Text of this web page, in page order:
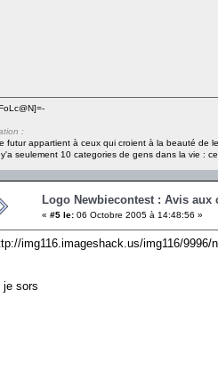
:
futur appartient à ceux qui croient à la beauté de
seulement 10 categories de gens dans la vie :
Logo Newbiecontest : Avis aux
« #5 le: 06 Octobre 2005 à 14:48:56 »
img116.imageshack.us/img116/9996/
je sors